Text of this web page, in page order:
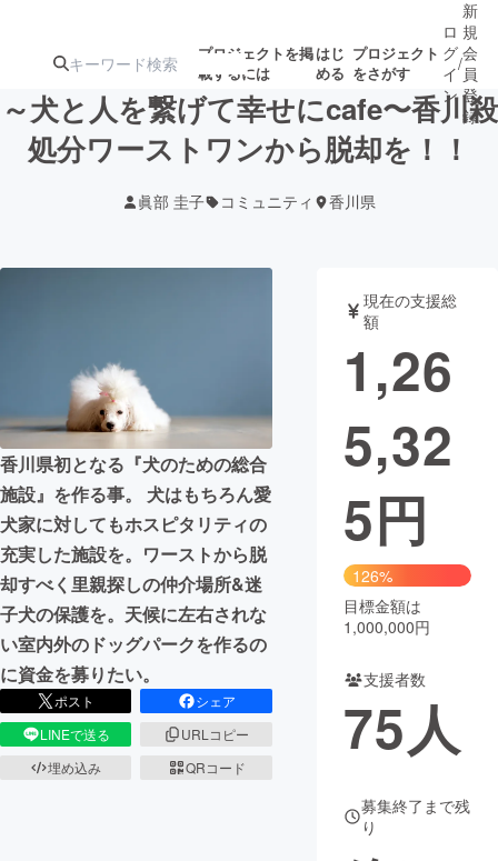
プロジェクトを掲
載するには
はじ
める
プロジェクト
をさがす
注目のリ
ターン
注目の新着プロ
ジェクト
募集終了が近いプ
ロジェクト
音楽
テクノロジー・ガジェット ゲーム・サ
映像・映画
ビジネス・起業
まちづくり・地域活性化
CAMPFIRE for Social Good
CAMPFIRE Creation
CAMPFIREふるさと納税machi-ya コミュニティ
ロ
グ
イ
ン
/
新
規
会
員
登
録
～犬と人を繋げて幸せにcafe〜香川殺
処分ワーストワンから脱却を！！
眞部 圭子 コミュニティ 香川県
香川県初となる『犬のための総合
施設』を作る事。 犬はもちろん愛
犬家に対してもホスピタリティの
充実した施設を。ワーストから脱
却すべく里親探しの仲介場所&迷
子犬の保護を。天候に左右されな
い室内外のドッグパークを作るの
に資金を募りたい。
ポスト
シェア
LINEで送る
URLコピー
埋め込み
QRコード
現在の支援総
額
1,26
5,32
5円
126%
目標金額は
1,000,000円
支援者数
75人
募集終了まで残
り